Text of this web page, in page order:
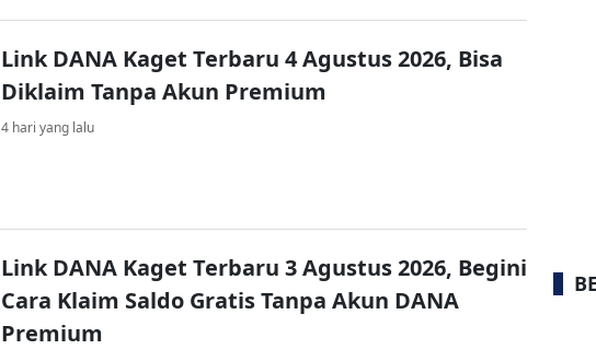
Link DANA Kaget Terbaru 4 Agustus 2026, Bisa
Diklaim Tanpa Akun Premium
4 hari yang lalu
Link DANA Kaget Terbaru 3 Agustus 2026, Begini
Cara Klaim Saldo Gratis Tanpa Akun DANA
Premium